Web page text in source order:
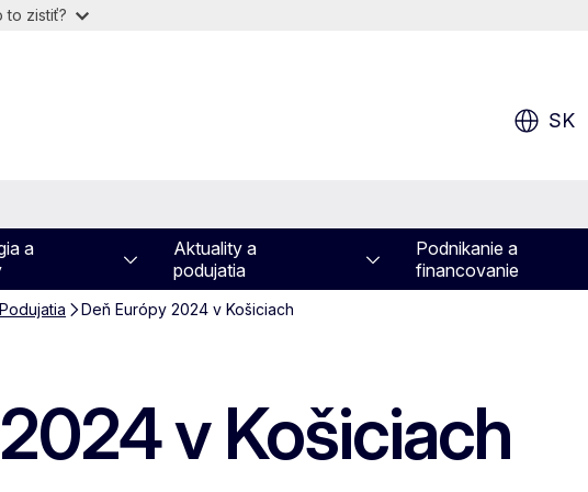
to zistiť?
SK
a
Aktuality a
podujatia
Podnikanie a
financovanie
Podujatia Deň Európy 2024 v Košiciach
v Košiciach